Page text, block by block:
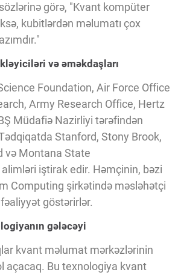
sözlərinə görə, "Kvant kompüter
kubitlərdən məlumatı çox
və əməkdaşları
Foundation, Air Force Office
Army Research Office, Hertz
Müdafiə Nazirliyi tərəfindən
Stanford, Stony Brook,
və Montana State
iştirak edir. Həmçinin, bəzi
Computing şirkətində məsləhətçi
göstərirlər.
gələcəyi
kvant məlumat mərkəzlərinin
açacaq. Bu texnologiya kvant